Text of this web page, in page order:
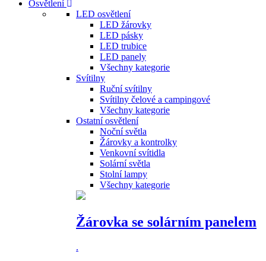
Osvětlení
LED osvětlení
LED žárovky
LED pásky
LED trubice
LED panely
Všechny kategorie
Svítilny
Ruční svítilny
Svítilny čelové a campingové
Všechny kategorie
Ostatní osvětlení
Noční světla
Žárovky a kontrolky
Venkovní svítidla
Solární světla
Stolní lampy
Všechny kategorie
Žárovka se solárním panelem
.